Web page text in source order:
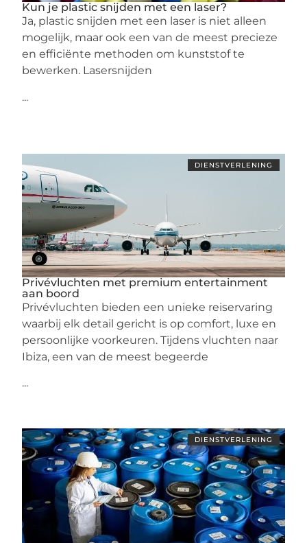
Kun je plastic snijden met een laser?
Ja, plastic snijden met een laser is niet alleen
mogelijk, maar ook een van de meest precieze
en efficiënte methoden om kunststof te
bewerken. Lasersnijden
...
DIENSTVERLENING
Privévluchten met premium entertainment
aan boord
Privévluchten bieden een unieke reiservaring
waarbij elk detail gericht is op comfort, luxe en
persoonlijke voorkeuren. Tijdens vluchten naar
Ibiza, een van de meest begeerde
...
DIENSTVERLENING